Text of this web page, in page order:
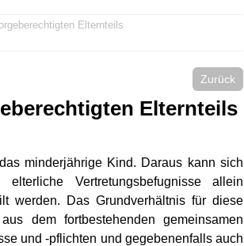
Elternteils
Zurück
Elternteils
minderjährige Kind. Daraus kann sich
Vertretungsbefugnisse allein
werden. Das Grundverhältnis für diese
dem fortbestehenden gemeinsamen
und -pflichten und gegebenenfalls auch